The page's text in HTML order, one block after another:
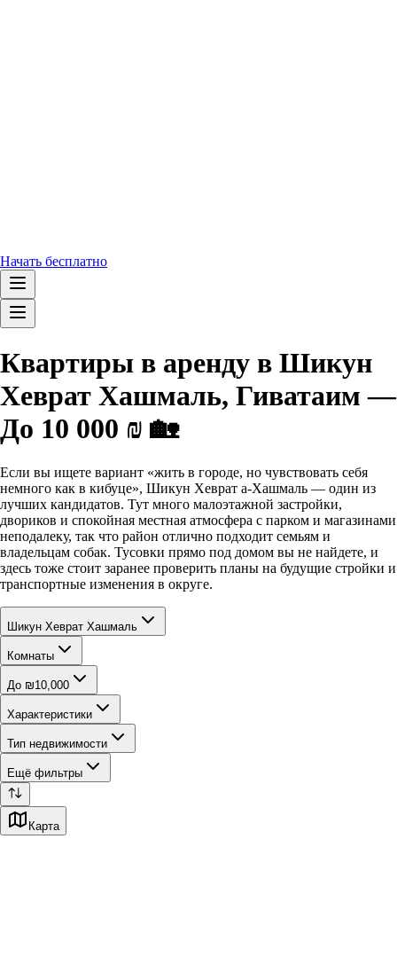
Начать бесплатно
Квартиры в аренду в Шикун
Хеврат Хашмаль, Гиватаим —
До 10 000 ₪ 🏡
Если вы ищете вариант «жить в городе, но чувствовать себя
немного как в кибуце», Шикун Хеврат а-Хашмаль — один из
лучших кандидатов. Тут много малоэтажной застройки,
двориков и спокойная местная атмосфера с парком и магазинами
неподалеку, так что район отлично подходит семьям и
владельцам собак. Тусовки прямо под домом вы не найдете, и
здесь тоже стоит заранее проверить планы на будущие стройки и
транспортные изменения в округе.
Шикун Хеврат Хашмаль
Комнаты
До ₪10,000
Характеристики
Тип недвижимости
Ещё фильтры
Карта